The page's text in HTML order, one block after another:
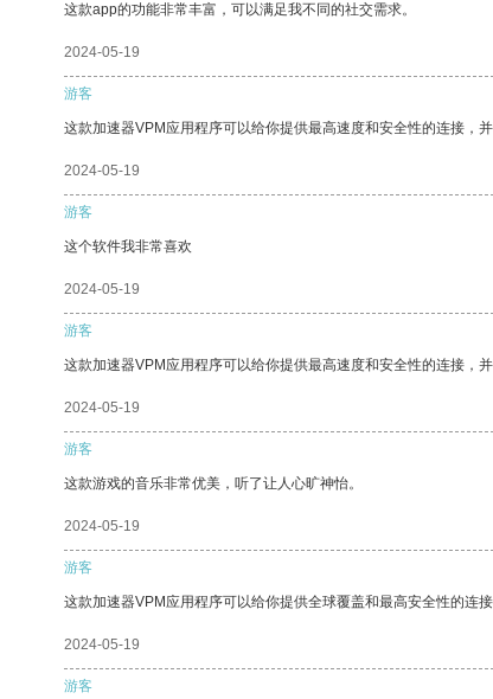
这款app的功能非常丰富，可以满足我不同的社交需求。
2024-05-19
游客
这款加速器VPM应用程序可以给你提供最高速度和安全性的连接，
2024-05-19
游客
这个软件我非常喜欢
2024-05-19
游客
这款加速器VPM应用程序可以给你提供最高速度和安全性的连接，
2024-05-19
游客
这款游戏的音乐非常优美，听了让人心旷神怡。
2024-05-19
游客
这款加速器VPM应用程序可以给你提供全球覆盖和最高安全性的连接
2024-05-19
游客